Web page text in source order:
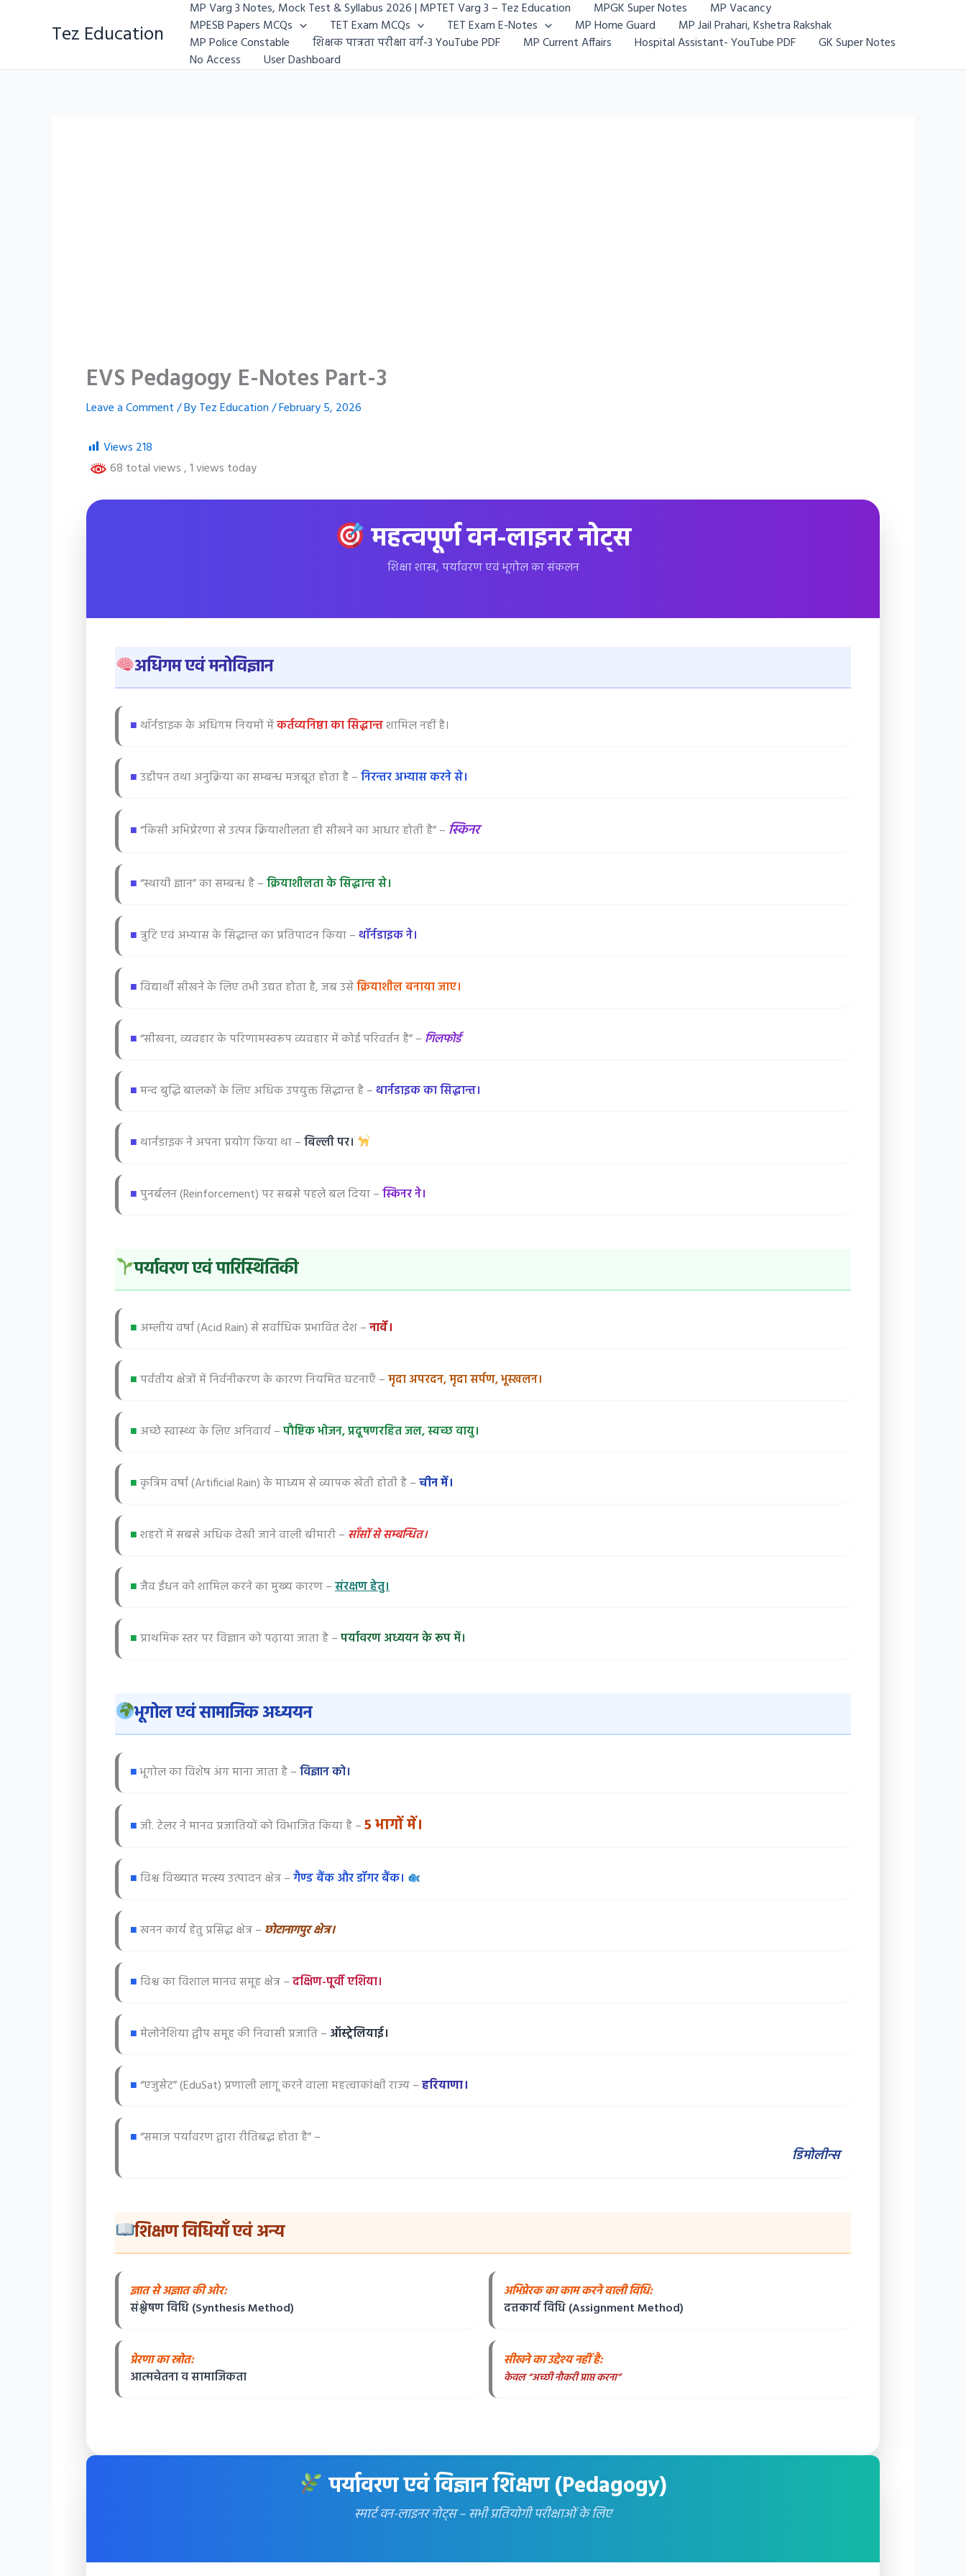
Tez Education
MP Varg 3 Notes, Mock Test & Syllabus 2026 | MPTET Varg 3 – Tez Education MPGK Super Notes
MP Vacancy
MPESB Papers MCQs
TET Exam MCQs TET Exam E-Notes MP Home Guard
MP Jail Prahari, Kshetra Rakshak
MP Police Constable
शिक्षक पात्रता परीक्षा वर्ग-3 YouTube PDF MP Current Affairs Hospital Assistant- YouTube PDF
GK Super Notes
No Access
User Dashboard
EVS Pedagogy E-Notes Part-3
Leave a Comment/ ByTez Education/February 5, 2026
Views 218
68 total views, 1 views today
महत्वपूर्ण वन-लाइनर नोट्स
शिक्षा शास्त्र, पर्यावरण एवं भूगोल का संकलन
अधिगम एवं मनोविज्ञान
■थॉर्नडाइक के अधिगम नियमों मेंकर्तव्यनिष्ठा का सिद्धान्तशामिल नहीं है।
■उद्दीपन तथा अनुक्रिया का सम्बन्ध मजबूत होता है –निरन्तर अभ्यास करने से।
■“किसी अभिप्रेरणा से उत्पन्न क्रियाशीलता ही सीखने का आधार होती है” – स्किनर
■“स्थायी ज्ञान” का सम्बन्ध है –क्रियाशीलता के सिद्धान्त से।
■त्रुटि एवं अभ्यास के सिद्धान्त का प्रतिपादन किया –थॉर्नडाइक ने।
■विद्यार्थी सीखने के लिए तभी उद्यत होता है, जब उसेक्रियाशील बनाया जाए।
■“सीखना, व्यवहार के परिणामस्वरूप व्यवहार में कोई परिवर्तन है” – गिलफोर्ड
■मन्द बुद्धि बालकों के लिए अधिक उपयुक्त सिद्धान्त है –थार्नडाइक का सिद्धान्त।
■थार्नडाइक ने अपना प्रयोग किया था –बिल्ली पर।
■पुनर्बलन (Reinforcement) पर सबसे पहले बल दिया –स्किनर ने।
पर्यावरण एवं पारिस्थितिकी
■ अम्लीय वर्षा (Acid Rain) से सर्वाधिक प्रभावित देश –नार्वे।
■पर्वतीय क्षेत्रों में निर्वनीकरण के कारण नियमित घटनाएँ –मृदा अपरदन, मृदा सर्पण, भूस्खलन।
■ अच्छे स्वास्थ्य के लिए अनिवार्य –पौष्टिक भोजन, प्रदूषणरहित जल, स्वच्छ वायु।
■कृत्रिम वर्षा (Artificial Rain) के माध्यम से व्यापक खेती होती है –चीन में।
■शहरों में सबसे अधिक देखी जाने वाली बीमारी – साँसों से सम्बन्धित।
■जैव ईंधन को शामिल करने का मुख्य कारण –संरक्षण हेतु।
■प्राथमिक स्तर पर विज्ञान को पढ़ाया जाता है –पर्यावरण अध्ययन के रूप में।
भूगोल एवं सामाजिक अध्ययन
■भूगोल का विशेष अंग माना जाता है –विज्ञान को।
■जी. टेलर ने मानव प्रजातियों को विभाजित किया है –5 भागों में।
■विश्व विख्यात मत्स्य उत्पादन क्षेत्र –गैण्ड बैंक और डॉगर बैंक।
■खनन कार्य हेतु प्रसिद्ध क्षेत्र – छोटानागपुर क्षेत्र।
■विश्व का विशाल मानव समूह क्षेत्र –दक्षिण-पूर्वी एशिया।
■मेलोनेशिया द्वीप समूह की निवासी प्रजाति – ऑस्ट्रेलियाई।
■“एजुसेट” (EduSat) प्रणाली लागू करने वाला महत्वाकांक्षी राज्य –हरियाणा।
■“समाज पर्यावरण द्वारा रीतिबद्ध होता है” –
डिमोलीन्स
शिक्षण विधियाँ एवं अन्य
ज्ञात से अज्ञात की ओर:
संश्लेषण विधि (Synthesis Method)
अभिप्रेरक का काम करने वाली विधि:
दत्तकार्य विधि (Assignment Method)
प्रेरणा का स्रोत:
आत्मचेतना व सामाजिकता
सीखने का उद्देश्य नहीं है:
केवल “अच्छी नौकरी प्राप्त करना”
पर्यावरण एवं विज्ञान शिक्षण (Pedagogy)
स्मार्ट वन-लाइनर नोट्स – सभी प्रतियोगी परीक्षाओं के लिए